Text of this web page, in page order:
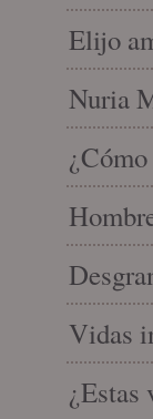
Elijo
Nuria
Vidas
¿Estas